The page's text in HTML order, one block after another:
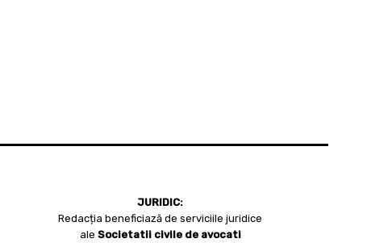
JURIDIC:
Redacția beneficiază de serviciile juridice
ale Societatii civile de avocati